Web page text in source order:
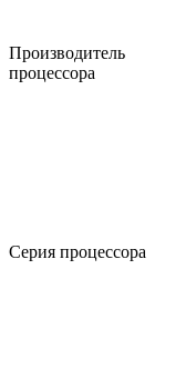
Производитель
процессора
Серия процессора